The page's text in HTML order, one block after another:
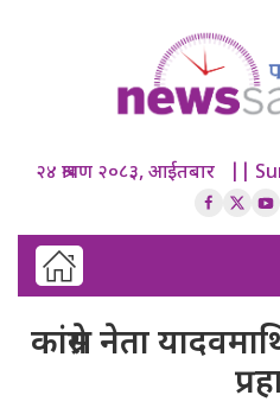
२४ श्रावण २०८३, आईतबार ||
कांग्रेस नेता